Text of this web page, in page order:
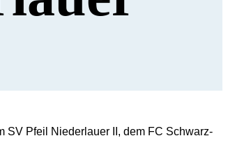
SV Pfeil Niederlauer II, dem FC Schwarz-